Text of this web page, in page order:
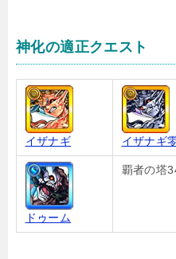
神化の適正クエスト
イザナギ イザナギ
ドゥーム
覇者の塔